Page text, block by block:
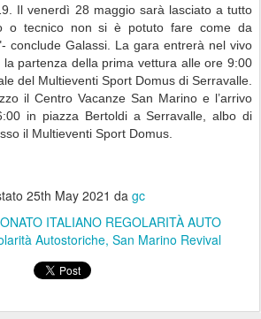
Il venerdì 28 maggio sarà lasciato a tutto
o tecnico non si è potuto fare come da
conclude Galassi. La gara entrerà nel vivo
partenza della prima vettura alle ore 9:00
del Multieventi Sport Domus di Serravalle.
il Centro Vacanze San Marino e l’arrivo
in piazza Bertoldi a Serravalle, albo di
il Multieventi Sport Domus.
25th May 2021 da gc
ITALIANO REGOLARITÀ AUTO
Autostoriche San Marino Revival